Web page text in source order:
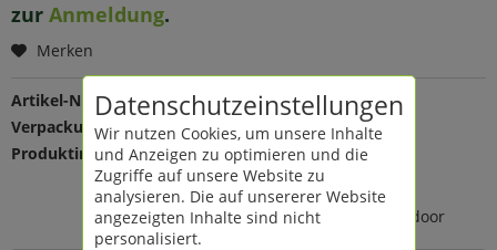
zur Anmeldung.
Merken
Artikel-Nr.:
175492
Verpackungseinheit:
5 St
Produktinfo:
Farbe: grün
Maße: Ø 8,5 H 21 cm
Material: Polyethylen
100% wasserdicht, Indoor/Outdoor
Datenschutzeinstellungen
Wir nutzen Cookies, um unsere Inhalte
und Anzeigen zu optimieren und die
Zugriffe auf unsere Website zu
analysieren. Die auf unsererer Website
angezeigten Inhalte sind nicht
personalisiert.